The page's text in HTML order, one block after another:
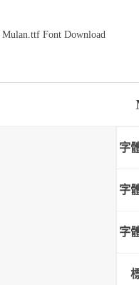
Mulan.ttf Font Download
字
字
字